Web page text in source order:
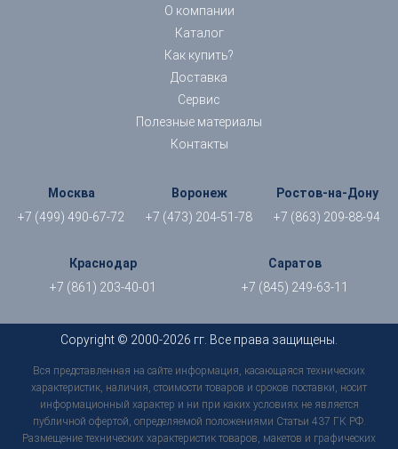
О компании
Каталог
Как купить?
Доставка
Сервис
Полезные материалы
Контакты
Москва
+7 (499) 490-67-72
Воронеж
+7 (473) 204-51-78
Ростов-на-Дону
+7 (863) 209-88-94
Краснодар
+7 (861) 203-40-01
Саратов
+7 (845) 249-63-11
Copyright © 2000-2026 гг. Все права защищены.
Вся представленная на сайте информация, касающаяся технических
характеристик, наличия, стоимости товаров и сроков поставки, носит
информационный характер и ни при каких условиях не является
публичной офертой, определяемой положениями Статьи 437 ГК РФ.
Размещение технических характеристик товаров, макетов и графических